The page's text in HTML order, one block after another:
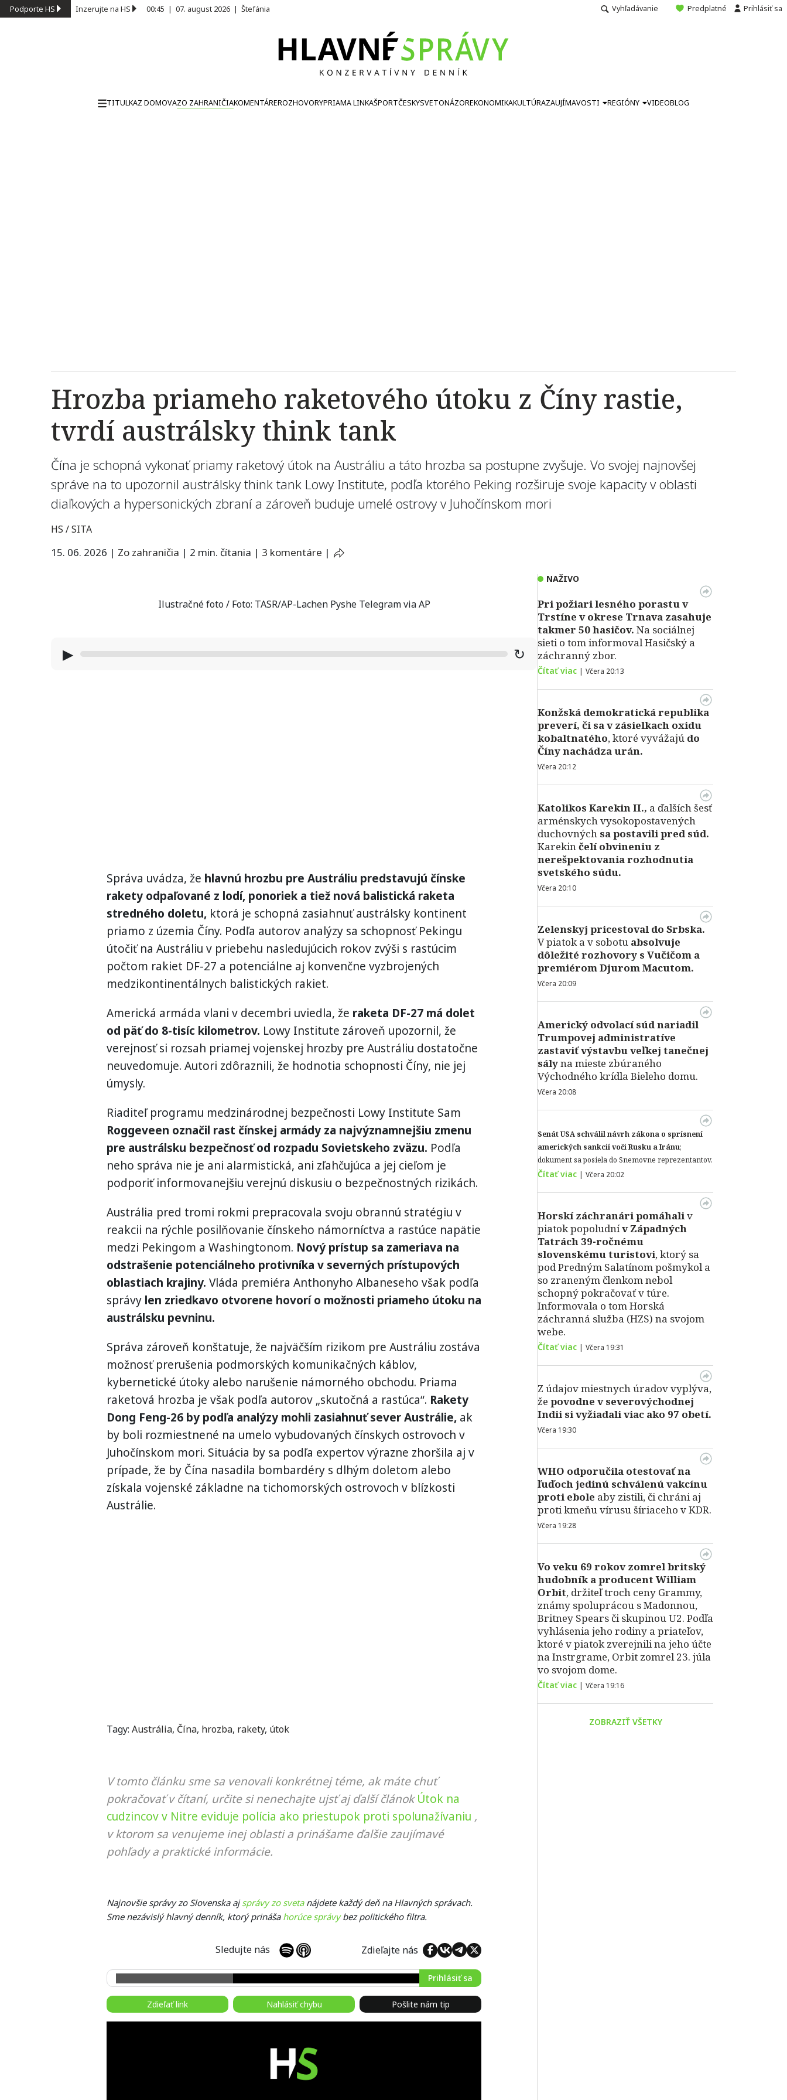
Podporte HS Inzerujte na HS 00:45 | 07. august 2026 | Štefánia Vyhľadávanie Predplatné Prihlásiť sa
TITULKAZ DOMOVAZO ZAHRANIČIAKOMENTÁREROZHOVORYPRIAMA LINKAŠPORTČESKYSVETONÁZOREKONOMIKAKULTÚRAZAUJÍMAVOSTI REGIÓNY VIDEOBLOG
Hrozba priameho raketového útoku z Číny rastie,
tvrdí austrálsky think tank
Čína je schopná vykonať priamy raketový útok na Austráliu a táto hrozba sa postupne zvyšuje. Vo svojej najnovšej
správe na to upozornil austrálsky think tank Lowy Institute, podľa ktorého Peking rozširuje svoje kapacity v oblasti
diaľkových a hypersonických zbraní a zároveň buduje umelé ostrovy v Juhočínskom mori
HS / SITA
15. 06. 2026 | Zo zahraničia | 2 min. čítania | 3 komentáre |
Ilustračné foto / Foto: TASR/AP-Lachen Pyshe Telegram via AP
▶ ↻
Správa uvádza, že hlavnú hrozbu pre Austráliu predstavujú čínske
rakety odpaľované z lodí, ponoriek a tiež nová balistická raketa
stredného doletu, ktorá je schopná zasiahnuť austrálsky kontinent
priamo z územia Číny. Podľa autorov analýzy sa schopnosť Pekingu
útočiť na Austráliu v priebehu nasledujúcich rokov zvýši s rastúcim
počtom rakiet DF-27 a potenciálne aj konvenčne vyzbrojených
medzikontinentálnych balistických rakiet.
Americká armáda vlani v decembri uviedla, že raketa DF-27 má dolet
od päť do 8-tisíc kilometrov. Lowy Institute zároveň upozornil, že
verejnosť si rozsah priamej vojenskej hrozby pre Austráliu dostatočne
neuvedomuje. Autori zdôraznili, že hodnotia schopnosti Číny, nie jej
úmysly.
Riaditeľ programu medzinárodnej bezpečnosti Lowy Institute Sam
Roggeveen označil rast čínskej armády za najvýznamnejšiu zmenu
pre austrálsku bezpečnosť od rozpadu Sovietskeho zväzu. Podľa
neho správa nie je ani alarmistická, ani zľahčujúca a jej cieľom je
podporiť informovanejšiu verejnú diskusiu o bezpečnostných rizikách.
Austrália pred tromi rokmi prepracovala svoju obrannú stratégiu v
reakcii na rýchle posilňovanie čínskeho námorníctva a rastúce napätie
medzi Pekingom a Washingtonom. Nový prístup sa zameriava na
odstrašenie potenciálneho protivníka v severných prístupových
oblastiach krajiny. Vláda premiéra Anthonyho Albaneseho však podľa
správy len zriedkavo otvorene hovorí o možnosti priameho útoku na
austrálsku pevninu.
Správa zároveň konštatuje, že najväčším rizikom pre Austráliu zostáva
možnosť prerušenia podmorských komunikačných káblov,
kybernetické útoky alebo narušenie námorného obchodu. Priama
raketová hrozba je však podľa autorov „skutočná a rastúca“. Rakety
Dong Feng-26 by podľa analýzy mohli zasiahnuť sever Austrálie, ak
by boli rozmiestnené na umelo vybudovaných čínskych ostrovoch v
Juhočínskom mori. Situácia by sa podľa expertov výrazne zhoršila aj v
prípade, že by Čína nasadila bombardéry s dlhým doletom alebo
získala vojenské základne na tichomorských ostrovoch v blízkosti
Austrálie.
Tagy: Austrália, Čína, hrozba, rakety, útok
V tomto článku sme sa venovali konkrétnej téme, ak máte chuť
pokračovať v čítaní, určite si nenechajte ujsť aj ďalší článok Útok na
cudzincov v Nitre eviduje polícia ako priestupok proti spolunažívaniu ,
v ktorom sa venujeme inej oblasti a prinášame ďalšie zaujímavé
pohľady a praktické informácie.
Najnovšie správy zo Slovenska ajsprávy zo svetanájdete každý deň na Hlavných správach.
Sme nezávislý hlavný denník, ktorý prináša horúce správybez politického filtra.
Sledujte nás Zdieľajte nás
Prihlásiť sa
Zdieľať link Nahlásiť chybu Pošlite nám tip
NAŽIVO
Pri požiari lesného porastu v
Trstíne v okrese Trnava zasahuje
takmer 50 hasičov. Na sociálnej
sieti o tom informoval Hasičský a
záchranný zbor.
Čítať viac | Včera 20:13
Konžská demokratická republika
preverí, či sa v zásielkach oxidu
kobaltnatého, ktoré vyvážajú do
Číny nachádza urán.
Včera 20:12
Katolikos Karekin II., a ďalších šesť
arménskych vysokopostavených
duchovných sa postavili pred súd.
Karekinčelí obvineniu z
nerešpektovania rozhodnutia
svetského súdu.
Včera 20:10
Zelenskyj pricestoval do Srbska.
V piatok a v sobotu absolvuje
dôležité rozhovory s Vučičom a
premiérom Djurom Macutom.
Včera 20:09
Americký odvolací súd nariadil
Trumpovej administratíve
zastaviť výstavbu veľkej tanečnej
sályna mieste zbúraného
Východného krídla Bieleho domu.
Včera 20:08
Senát USA schválil návrh zákona o sprísnení
amerických sankcií voči Rusku a Iránu;
dokument sa posiela do Snemovne reprezentantov.
Čítať viac | Včera 20:02
Horskí záchranári pomáhaliv
piatok popoludnív Západných
Tatrách 39-ročnému
slovenskému turistovi, ktorý sa
pod Predným Salatínom pošmykol a
so zraneným členkom nebol
schopný pokračovať v túre.
Informovala o tom Horská
záchranná služba (HZS) na svojom
webe.
Čítať viac | Včera 19:31
Z údajov miestnych úradov vyplýva,
že povodne v severovýchodnej
Indii si vyžiadali viac ako 97 obetí.
Včera 19:30
WHO odporučila otestovať na
ľuďoch jedinú schválenú vakcínu
proti ebole aby zistili, či chráni aj
proti kmeňu vírusu šíriaceho v KDR.
Včera 19:28
Vo veku 69 rokov zomrel britský
hudobník a producent William
Orbit, držiteľ troch ceny Grammy,
známy spoluprácou s Madonnou,
Britney Spears či skupinou U2. Podľa
vyhlásenia jeho rodiny a priateľov,
ktoré v piatok zverejnili na jeho účte
na Instrgrame, Orbit zomrel 23. júla
vo svojom dome.
Čítať viac | Včera 19:16
ZOBRAZIŤ VŠETKY